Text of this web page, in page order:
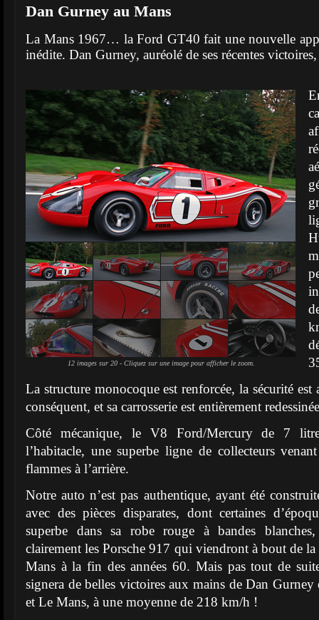
Dan Gurney au Mans
La Mans 1967… la Ford GT40 fait une nouvelle
inédite. Dan Gurney, auréolé de ses récentes
12 images sur 20 - Cliquez sur une image pour afficher le zoom.
La structure monocoque est renforcée, la sécurité est
conséquent, et sa carrosserie est entièrement
Côté mécanique, le V8 Ford/Mercury de 7
l’habitacle, une superbe ligne de collecteurs
flammes à l’arrière.
Notre auto n’est pas authentique, ayant été
avec des pièces disparates, dont certaines
superbe dans sa robe rouge à bandes
clairement les Porsche 917 qui viendront à bout de la
Mans à la fin des années 60. Mais pas tout de
signera de belles victoires aux mains de Dan
et Le Mans, à une moyenne de 218 km/h !